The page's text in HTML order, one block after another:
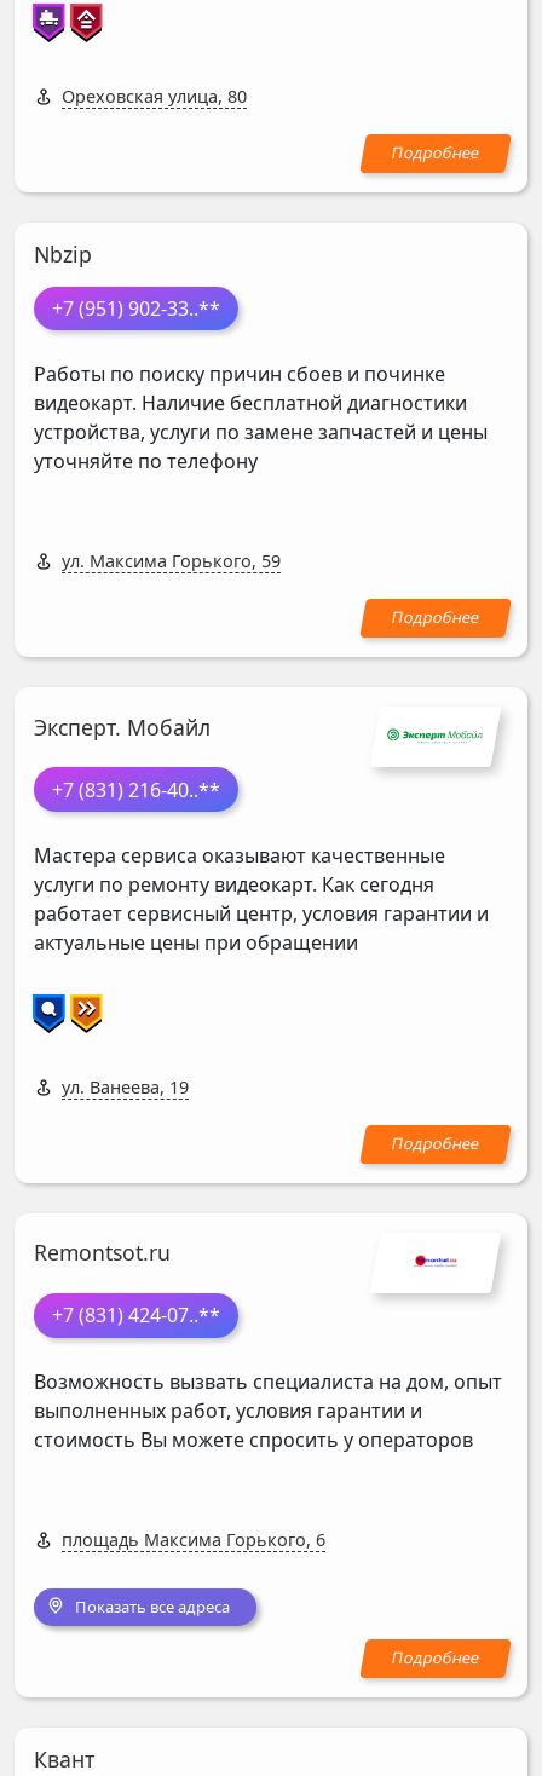
Ореховская улица, 80
Nbzip
+7 (951) 902-33..**
Работы по поиску причин сбоев и починке
видеокарт. Наличие бесплатной диагностики
устройства, услуги по замене запчастей и цены
уточняйте по телефону
ул. Максима Горького, 59
Эксперт. Мобайл
+7 (831) 216-40..**
Мастера сервиса оказывают качественные
услуги по ремонту видеокарт. Как сегодня
работает сервисный центр, условия гарантии и
актуальные цены при обращении
ул. Ванеева, 19
Remontsot.ru
+7 (831) 424-07..**
Возможность вызвать специалиста на дом, опыт
выполненных работ, условия гарантии и
стоимость Вы можете спросить у операторов
площадь Максима Горького, 6
Показать все адреса
Квант